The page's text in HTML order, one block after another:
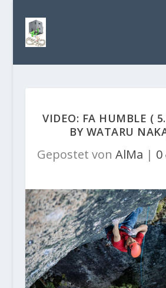
VIDEO: FA HUMBLE (
BY WATARU
Gepostet von AlMa | 0